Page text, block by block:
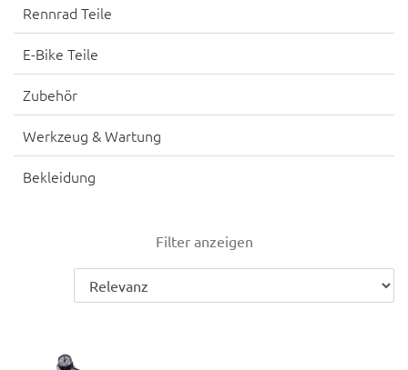
Rennrad Teile
E-Bike Teile
Zubehör
Werkzeug & Wartung
Bekleidung
Filter anzeigen